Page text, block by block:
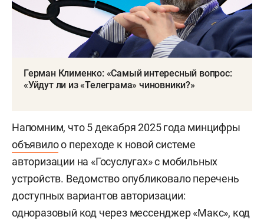
Герман Клименко: «Самый интересный вопрос:
«Уйдут ли из «Телеграма» чиновники?»
Напомним, что 5 декабря 2025 года минцифры
объявилоо переходе к новой системе
авторизации на «Госуслугах» с мобильных
устройств. Ведомство опубликовало перечень
доступных вариантов авторизации:
одноразовый код через мессенджер «Макс», код